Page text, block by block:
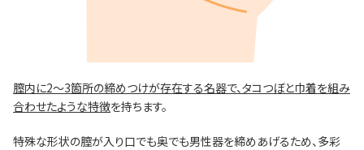
膣内に2～3箇所の締めつけが存在する名器で、タコつぼと巾着を組み
合わせたような特徴を持ちます。
特殊な形状の膣が入り口でも奥でも男性器を締めあげるため、多彩